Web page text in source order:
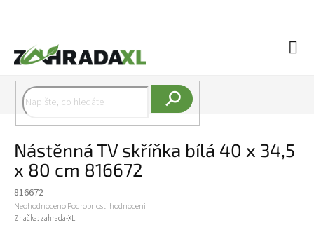
Nástěnná TV skříňka bílá 40 x 34,5
x 80 cm 816672
816672
Průměrné hodnocení produktu je 0,0 z 5 hvězdiček.
NeohodnocenoPodrobnosti hodnocení
Značka: zahrada-XL